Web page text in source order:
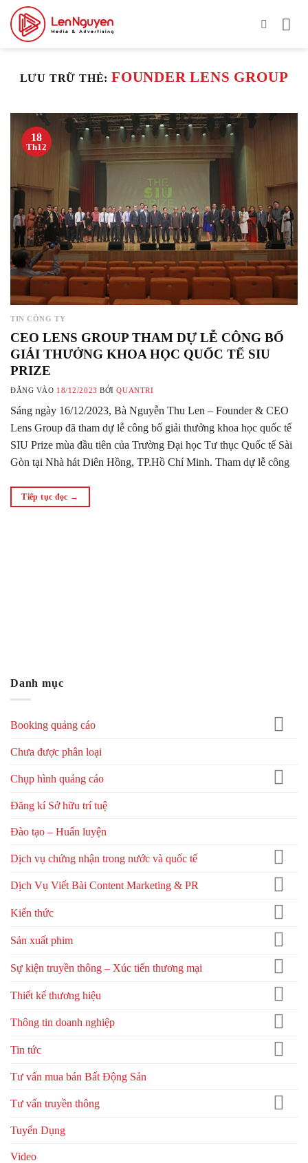
qua
LƯU TRỮ THẺ: FOUNDER LENS GROUP
18
Th12
TIN CÔNG TY
CEO LENS GROUP THAM DỰ LỄ CÔNG BỐ
GIẢI THƯỞNG KHOA HỌC QUỐC TẾ SIU
PRIZE
ĐĂNG VÀO 18/12/2023 BỞIQUANTRI
Sáng ngày 16/12/2023, Bà Nguyễn Thu Len – Founder & CEO
Lens Group đã tham dự lễ công bố giải thưởng khoa học quốc tế
SIU Prize mùa đầu tiên của Trường Đại học Tư thục Quốc tế Sài
Gòn tại Nhà hát Diên Hồng, TP.Hồ Chí Minh. Tham dự lễ công
Tiếp tục đọc →
Danh mục
Booking quảng cáo
Chưa được phân loại
Chụp hình quảng cáo
Đăng kí Sở hữu trí tuệ
Đào tạo – Huấn luyện
Dịch vụ chứng nhận trong nước và quốc tế
Dịch Vụ Viết Bài Content Marketing & PR
Kiến thức
Sản xuất phim
Sự kiện truyền thông – Xúc tiến thương mại
Thiết kế thương hiệu
Thông tin doanh nghiệp
Tin tức
Tư vấn mua bán Bất Động Sản
Tư vấn truyền thông
Tuyển Dụng
Video